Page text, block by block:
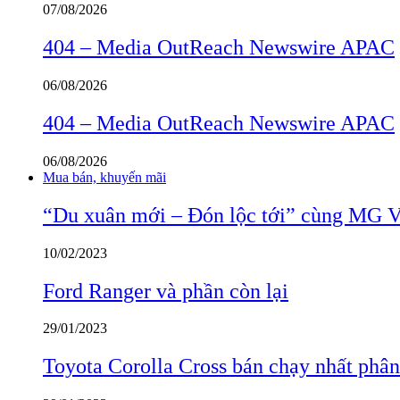
07/08/2026
404 – Media OutReach Newswire APAC
06/08/2026
404 – Media OutReach Newswire APAC
06/08/2026
Mua bán, khuyến mãi
“Du xuân mới – Đón lộc tới” cùng MG
10/02/2023
Ford Ranger và phần còn lại
29/01/2023
Toyota Corolla Cross bán chạy nhất